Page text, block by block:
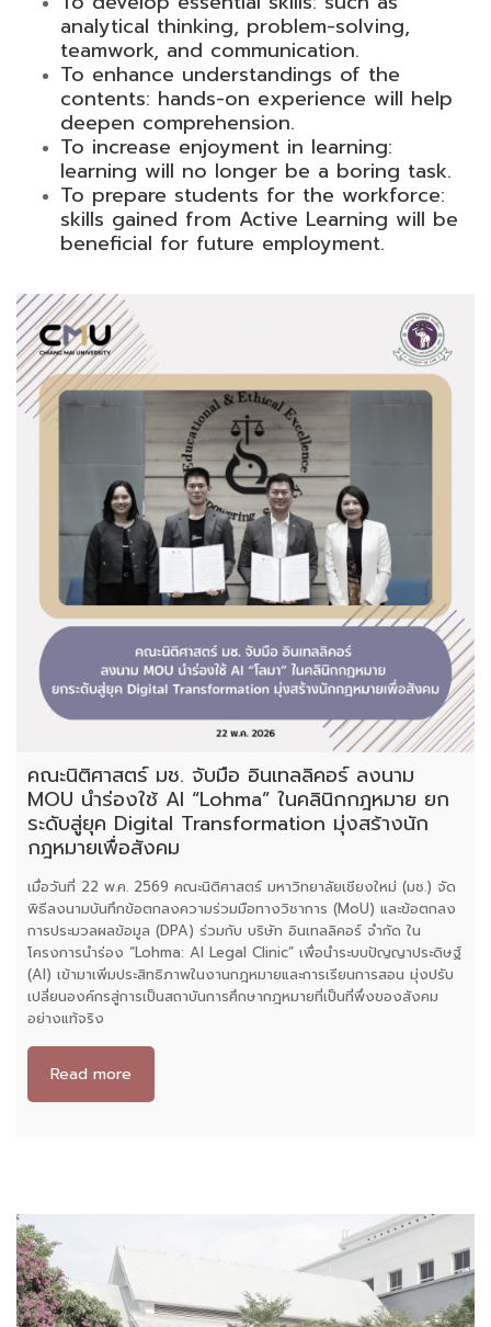
analytical thinking, problem-solving,
teamwork, and communication.
To enhance understandings of the
contents: hands-on experience will help
deepen comprehension.
To increase enjoyment in learning:
learning will no longer be a boring task.
To prepare students for the workforce:
skills gained from Active Learning will be
beneficial for future employment.
คณะนิติศาสตร์ มช. จับมือ อินเทลลิคอร์ ลงนาม
MOU นำร่องใช้ AI “Lohma” ในคลินิกกฎหมาย ยก
ระดับสู่ยุค Digital Transformation มุ่งสร้างนัก
กฎหมายเพื่อสังคม
เมื่อวันที่ 22 พ.ค. 2569 คณะนิติศาสตร์ มหาวิทยาลัยเชียงใหม่ (มช.) จัด
พิธีลงนามบันทึกข้อตกลงความร่วมมือทางวิชาการ (MoU) และข้อตกลง
การประมวลผลข้อมูล (DPA) ร่วมกับ บริษัท อินเทลลิคอร์ จำกัด ใน
โครงการนำร่อง “Lohma: AI Legal Clinic” เพื่อนำระบบปัญญาประดิษฐ์
(AI) เข้ามาเพิ่มประสิทธิภาพในงานกฎหมายและการเรียนการสอน มุ่งปรับ
เปลี่ยนองค์กรสู่การเป็นสถาบันการศึกษากฎหมายที่เป็นที่พึ่งของสังคม
อย่างแท้จริง
Read more